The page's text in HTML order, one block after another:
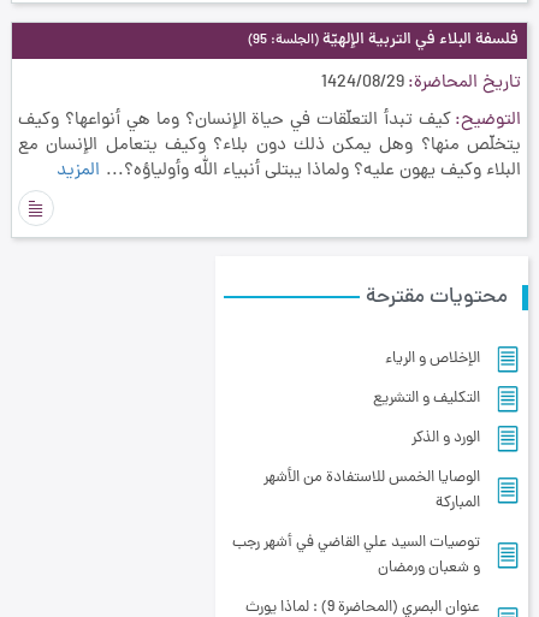
فلسفة البلاء في التربية الإلهيّة(الجلسة: 95)
تاريخ المحاضرة 1424/08/29
التوضيح كيف تبدأ التعلّقات في حياة الإنسان؟ وما هي أنواعها؟ وكيف
يتخلّص منها؟ وهل يمكن ذلك دون بلاء؟ وكيف يتعامل الإنسان مع
البلاء وكيف يهون عليه؟ ولماذا يبتلى أنبياء الله وأولياؤه؟... المزيد
محتويات مقترحة
الإخلاص و الرياء
التكليف و التشريع
الورد و الذكر
الوصايا الخمس للاستفادة من الأشهر
المباركة
توصيات السيد علي القاضي في أشهر رجب
و شعبان ورمضان
عنوان البصري (المحاضرة 9) : لماذا يورث